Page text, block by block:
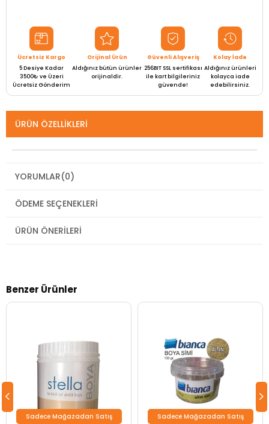
Ücretsiz Kargo
5 Desiye Kadar
3500₺ ve Üzeri
Ücretsiz Gönderim
Orijinal Ürün
Aldığınız bütün ürünler
orijinaldir.
Güvenli Alışveriş
256BIT SSL sertifikası
ile kart bilgileriniz
güvende!
Kolay İade
Aldığınız ürünleri
kolayca iade
edebilirsiniz.
ÜRÜN ÖZELLIKLERI
YORUMLAR(0)
ÖDEME SEÇENEKLERI
ÜRÜN ÖNERILERI
Benzer Ürünler
Sadece Mağazadan Satış Sadece Mağazadan Satış